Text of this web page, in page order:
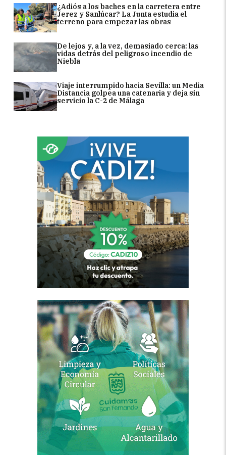
¿Adiós a los baches en la carretera entre
Jerez y Sanlúcar? La Junta estudia el
terreno para empezar las obras
De lejos y, a la vez, demasiado cerca: las
vidas detrás del peligroso incendio de
Niebla
Viaje interrumpido hacia Sevilla: un Media
Distancia golpea una catenaria y deja sin
servicio la C-2 de Málaga